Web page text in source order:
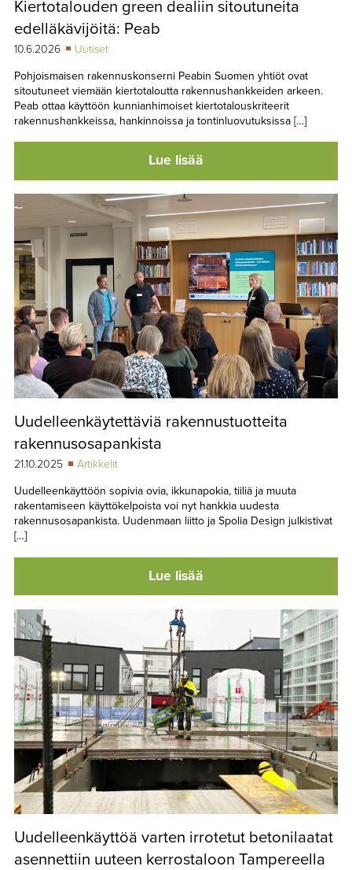
TAPAHTUMAT
YHTEYSTIEDOT
Kiertotalouden green dealiin sitoutuneita
edelläkävijöitä: Peab
10.6.2026
Uutiset
Pohjoismaisen rakennuskonserni Peabin Suomen yhtiöt ovat
sitoutuneet viemään kiertotaloutta rakennushankkeiden arkeen.
Peab ottaa käyttöön kunnianhimoiset kiertotalouskriteerit
rakennushankkeissa, hankinnoissa ja tontinluovutuksissa […]
Lue lisää
Uudelleenkäytettäviä rakennustuotteita
rakennusosapankista
21.10.2025
Artikkelit
Uudelleenkäyttöön sopivia ovia, ikkunapokia, tiiliä ja muuta
rakentamiseen käyttökelpoista voi nyt hankkia uudesta
rakennusosapankista. Uudenmaan liitto ja Spolia Design julkistivat
[…]
Lue lisää
Uudelleenkäyttöä varten irrotetut betonilaatat
asennettiin uuteen kerrostaloon Tampereella